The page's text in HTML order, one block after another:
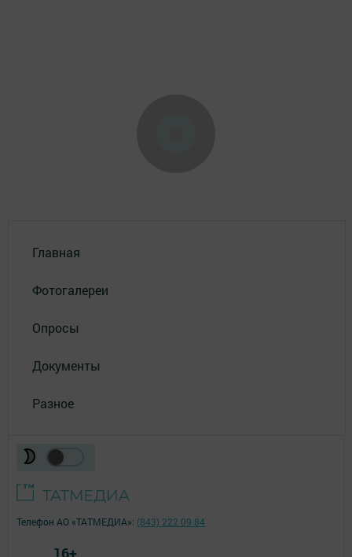
Главная
Фотогалереи
Опросы
Документы
Разное
Телефон АО «ТАТМЕДИА»: (843) 222 09 84